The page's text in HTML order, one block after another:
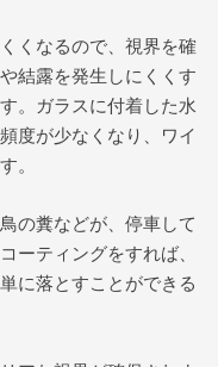
くなるので、視界を確
結露を発生しにくくす
。ガラスに付着した水
度が少なくなり、ワイ
。
の糞などが、停車して
ーティングをすれば、
に落とすことができる